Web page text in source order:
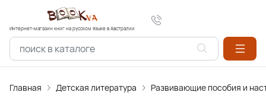
Интернет-магазин книг на русском языке в Австралии
Главная Детская литература Развивающие пособия и